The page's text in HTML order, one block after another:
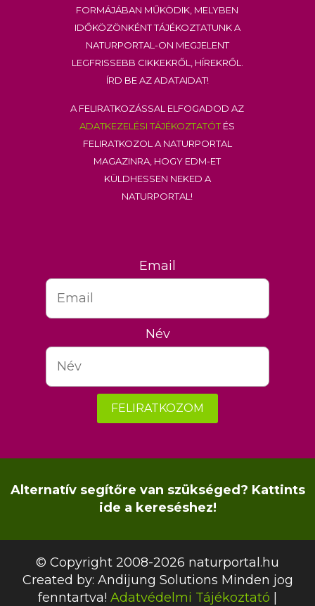
formájában működik, melyben
időközönként tájékoztatunk a
Naturportal-on megjelent
legfrissebb cikkekről, hírekről.
Írd be az adataidat!
A feliratkozással elfogadod az
adatkezelési tájékoztatótés
feliratkozol a Naturportal
Magazinra, hogy EDM-et
küldhessen neked a
Naturportal!
Email
Név
FELIRATKOZOM
Alternatív segítőre van szükséged? Kattints
ide a kereséshez!
© Copyright 2008-2026 naturportal.hu
Created by: Andijung Solutions Minden jog
fenntartva! Adatvédelmi Tájékoztató